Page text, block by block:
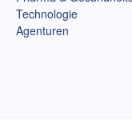
Technologie
Agenturen